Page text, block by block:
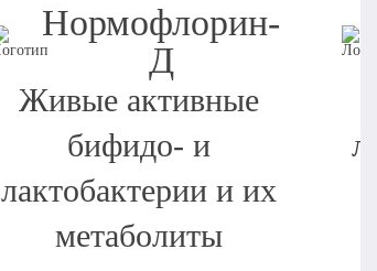
Нормофлорин-
Д
Живые активные
бифидо- и
лактобактерии и их
метаболиты